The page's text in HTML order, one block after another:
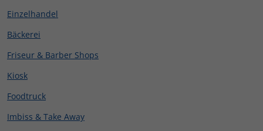
Einzelhandel
Bäckerei
Friseur & Barber Shops
Kiosk
Foodtruck
Imbiss & Take Away